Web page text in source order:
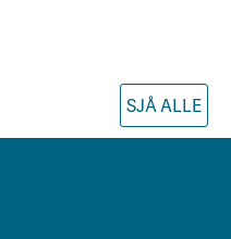
SJÅ ALLE